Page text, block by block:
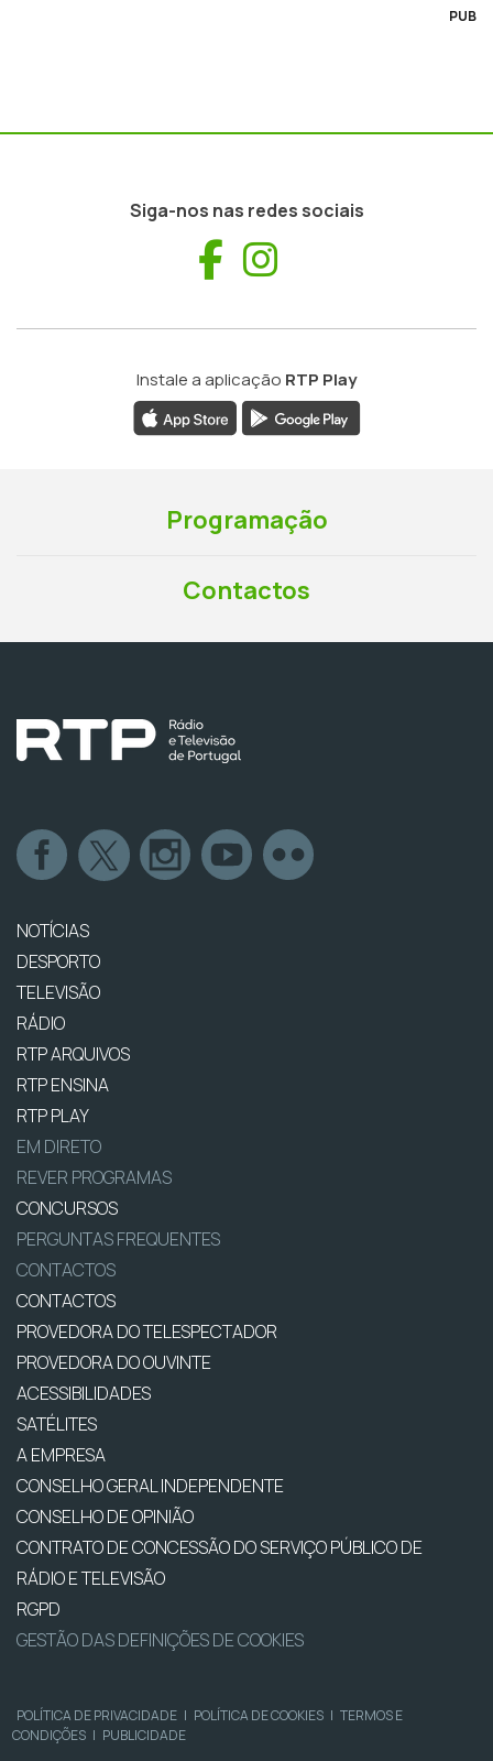
PUB
Siga-nos nas redes sociais
Facebook
Instale a aplicação RTP Play
Programação
Contactos
NOTÍCIAS
DESPORTO
TELEVISÃO
RÁDIO
RTP ARQUIVOS
RTP ENSINA
RTP PLAY
EM DIRETO
REVER PROGRAMAS
CONCURSOS
PERGUNTAS FREQUENTES
CONTACTOS
CONTACTOS
PROVEDORA DO TELESPECTADOR
PROVEDORA DO OUVINTE
ACESSIBILIDADES
SATÉLITES
A EMPRESA
CONSELHO GERAL INDEPENDENTE
CONSELHO DE OPINIÃO
CONTRATO DE CONCESSÃO DO SERVIÇO PÚBLICO DE
RÁDIO E TELEVISÃO
RGPD
GESTÃO DAS DEFINIÇÕES DE COOKIES
POLÍTICA DE PRIVACIDADE | POLÍTICA DE COOKIES | TERMOS E
CONDIÇÕES | PUBLICIDADE